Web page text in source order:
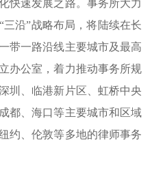
快速发展之路。事务所大力
沿”战略布局，将陆续在长
带一路沿线主要城市及最高
办公室，着力推动事务所规
圳、临港新片区、虹桥中央
都、海口等主要城市和区域
约、伦敦等多地的律师事务